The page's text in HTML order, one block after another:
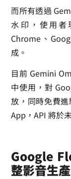
而所有透過
水印，使用者
Chrome、
成。
目前 Gemini
中使用，對
放，同時免費
App，API 將於
Google
整影音生